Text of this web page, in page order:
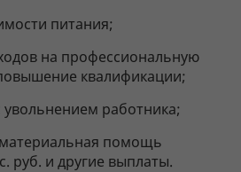
питания;
на профессиональную
квалификации;
увольнением работника;
помощь
руб. и другие выплаты.